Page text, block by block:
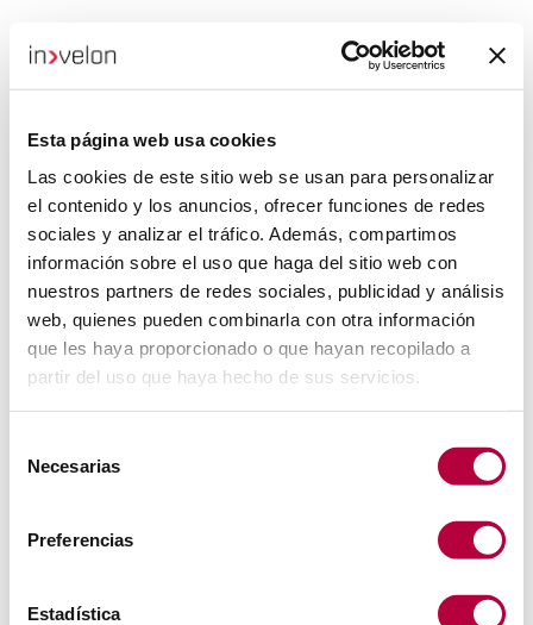
Esta página web usa cookies
Las cookies de este sitio web se usan para personalizar
el contenido y los anuncios, ofrecer funciones de redes
sociales y analizar el tráfico. Además, compartimos
información sobre el uso que haga del sitio web con
nuestros partners de redes sociales, publicidad y análisis
web, quienes pueden combinarla con otra información
que les haya proporcionado o que hayan recopilado a
partir del uso que haya hecho de sus servicios.
Necesarias
Preferencias
Estadística